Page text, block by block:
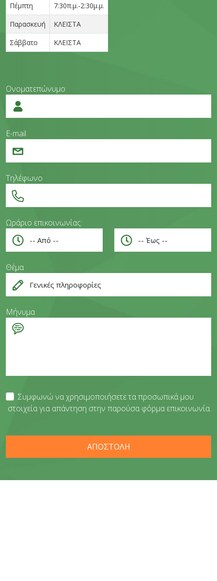
Πέμπτη
7:30π.μ.-2:30μ.μ.
Παρασκευή
ΚΛΕΙΣΤΑ
Σάββατο
ΚΛΕΙΣΤΑ
Ονοματεπώνυμο
E-mail
Τηλέφωνο
Ωράριο επικοινωνίας:
Θέμα
Μήνυμα
Συμφωνώ να χρησιμοποιήσετε τα προσωπικά μου
στοιχεία για απάντηση στην παρούσα φόρμα επικοινωνία.
ΑΠΟΣΤΟΛΗ